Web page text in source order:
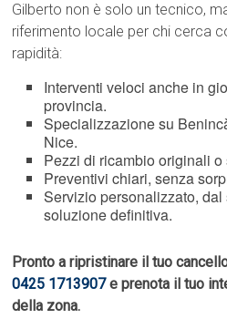
Gilberto non è solo un tecnico,
riferimento locale per chi cerca
rapidità:
Interventi veloci anche in
provincia.
Specializzazione su
Nice.
Pezzi di ricambio originali
Preventivi chiari, senza
Servizio personalizzato,
soluzione definitiva.
Pronto a ripristinare il tuo
0425 1713907e prenota il tuo
della zona.